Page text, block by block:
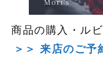
商品の購入・ル
＞＞ 来店のご予